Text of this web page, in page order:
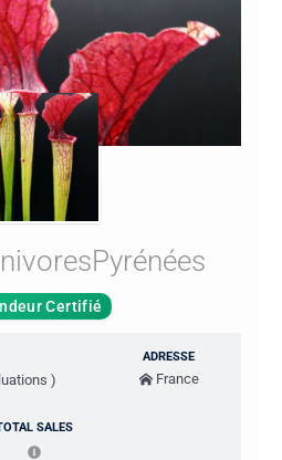
Certifié
)
ADRESSE
France
SALES